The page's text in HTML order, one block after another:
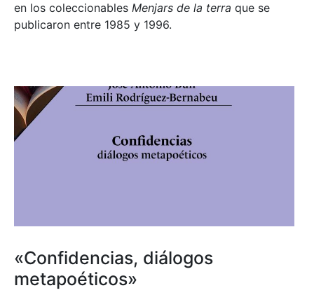
en los coleccionables Menjars de la terra que se
publicaron entre 1985 y 1996.
«Confidencias, diálogos
metapoéticos»